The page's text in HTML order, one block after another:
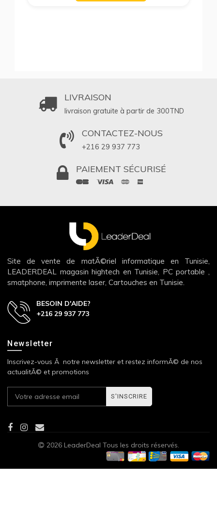
LIVRAISON
livraison gratuite à partir de 300TND
CONTACTEZ-NOUS
+216 29 937 773
PAIEMENT SÉCURISÉ
Site de vente de matÃ©riel informatique en Tunisie,
LEADERDEAL magasin hightech en Tunisie, PC portable ,
smatphone, imprimente laser, Cartouches en Tunisie.
BESOIN D'AIDE?
+216 29 937 773
Newsletter
Inscrivez-vous Ã notre newsletter et restez informÃ© de nos
actualitÃ© et promotions
S'INSCRIRE
2026 LeaderDeal Tous les droits réservés.